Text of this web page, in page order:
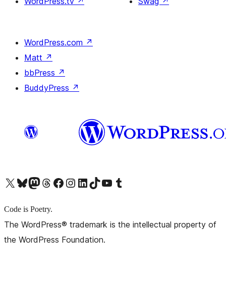
WordPress.com ↗
Matt ↗
bbPress ↗
BuddyPress ↗
X (旧 Twitter) アカウントへBluesky アカウントへMastodon アカウントへThreads アカウントへ Facebook ページへInstagram アカウントへ LinkedIn アカウントへTikTok アカウントへYouTube チャンネルへ Tumblr アカウントへ
Code is Poetry.
The WordPress® trademark is the intellectual property of
the WordPress Foundation.